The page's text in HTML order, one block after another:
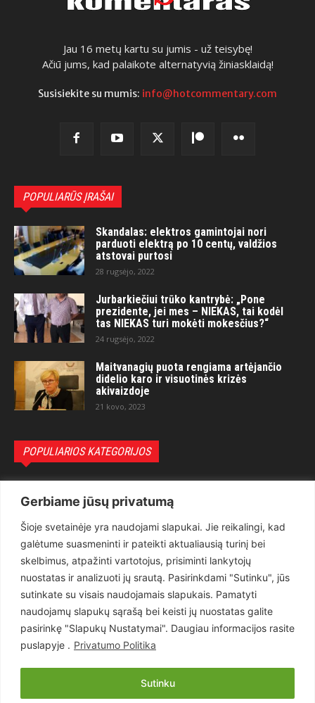
Gerbiame jūsų privatumą
Šioje svetainėje yra naudojami slapukai. Jie reikalingi, kad
galėtume suasmeninti ir pateikti aktualiausią turinį bei
skelbimus, atpažinti vartotojus, prisiminti lankytojų
nuostatas ir analizuoti jų srautą. Pasirinkdami "Sutinku", jūs
sutinkate su visais naudojamais slapukais. Pamatyti
naudojamų slapukų sąrašą bei keisti jų nuostatas galite
pasirinkę "Slapukų Nustatymai". Daugiau informacijos rasite
puslapyje . Privatumo Politika
Sutinku
Jau 16 metų kartu su jumis - už teisybę!
Ačiū jums, kad palaikote alternatyvią žiniasklaidą!
Susisiekite su mumis: info@hotcommentary.com
POPULIARŪS ĮRAŠAI
Skandalas: elektros gamintojai nori
parduoti elektrą po 10 centų, valdžios
atstovai purtosi
28 rugsėjo, 2022
Jurbarkiečiui trūko kantrybė: „Pone
prezidente, jei mes – NIEKAS, tai kodėl
tas NIEKAS turi mokėti mokesčius?“
24 rugsėjo, 2022
Maitvanagių puota rengiama artėjančio
didelio karo ir visuotinės krizės
akivaizdoje
21 kovo, 2023
POPULIARIOS KATEGORIJOS
Teisėsauga
1497
Aktualu
Lietuva
619
Pasaulis
Статьи на русском
Articles in english